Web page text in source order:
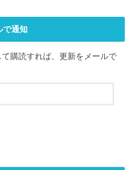
で通知
購読すれば、更新をメールで